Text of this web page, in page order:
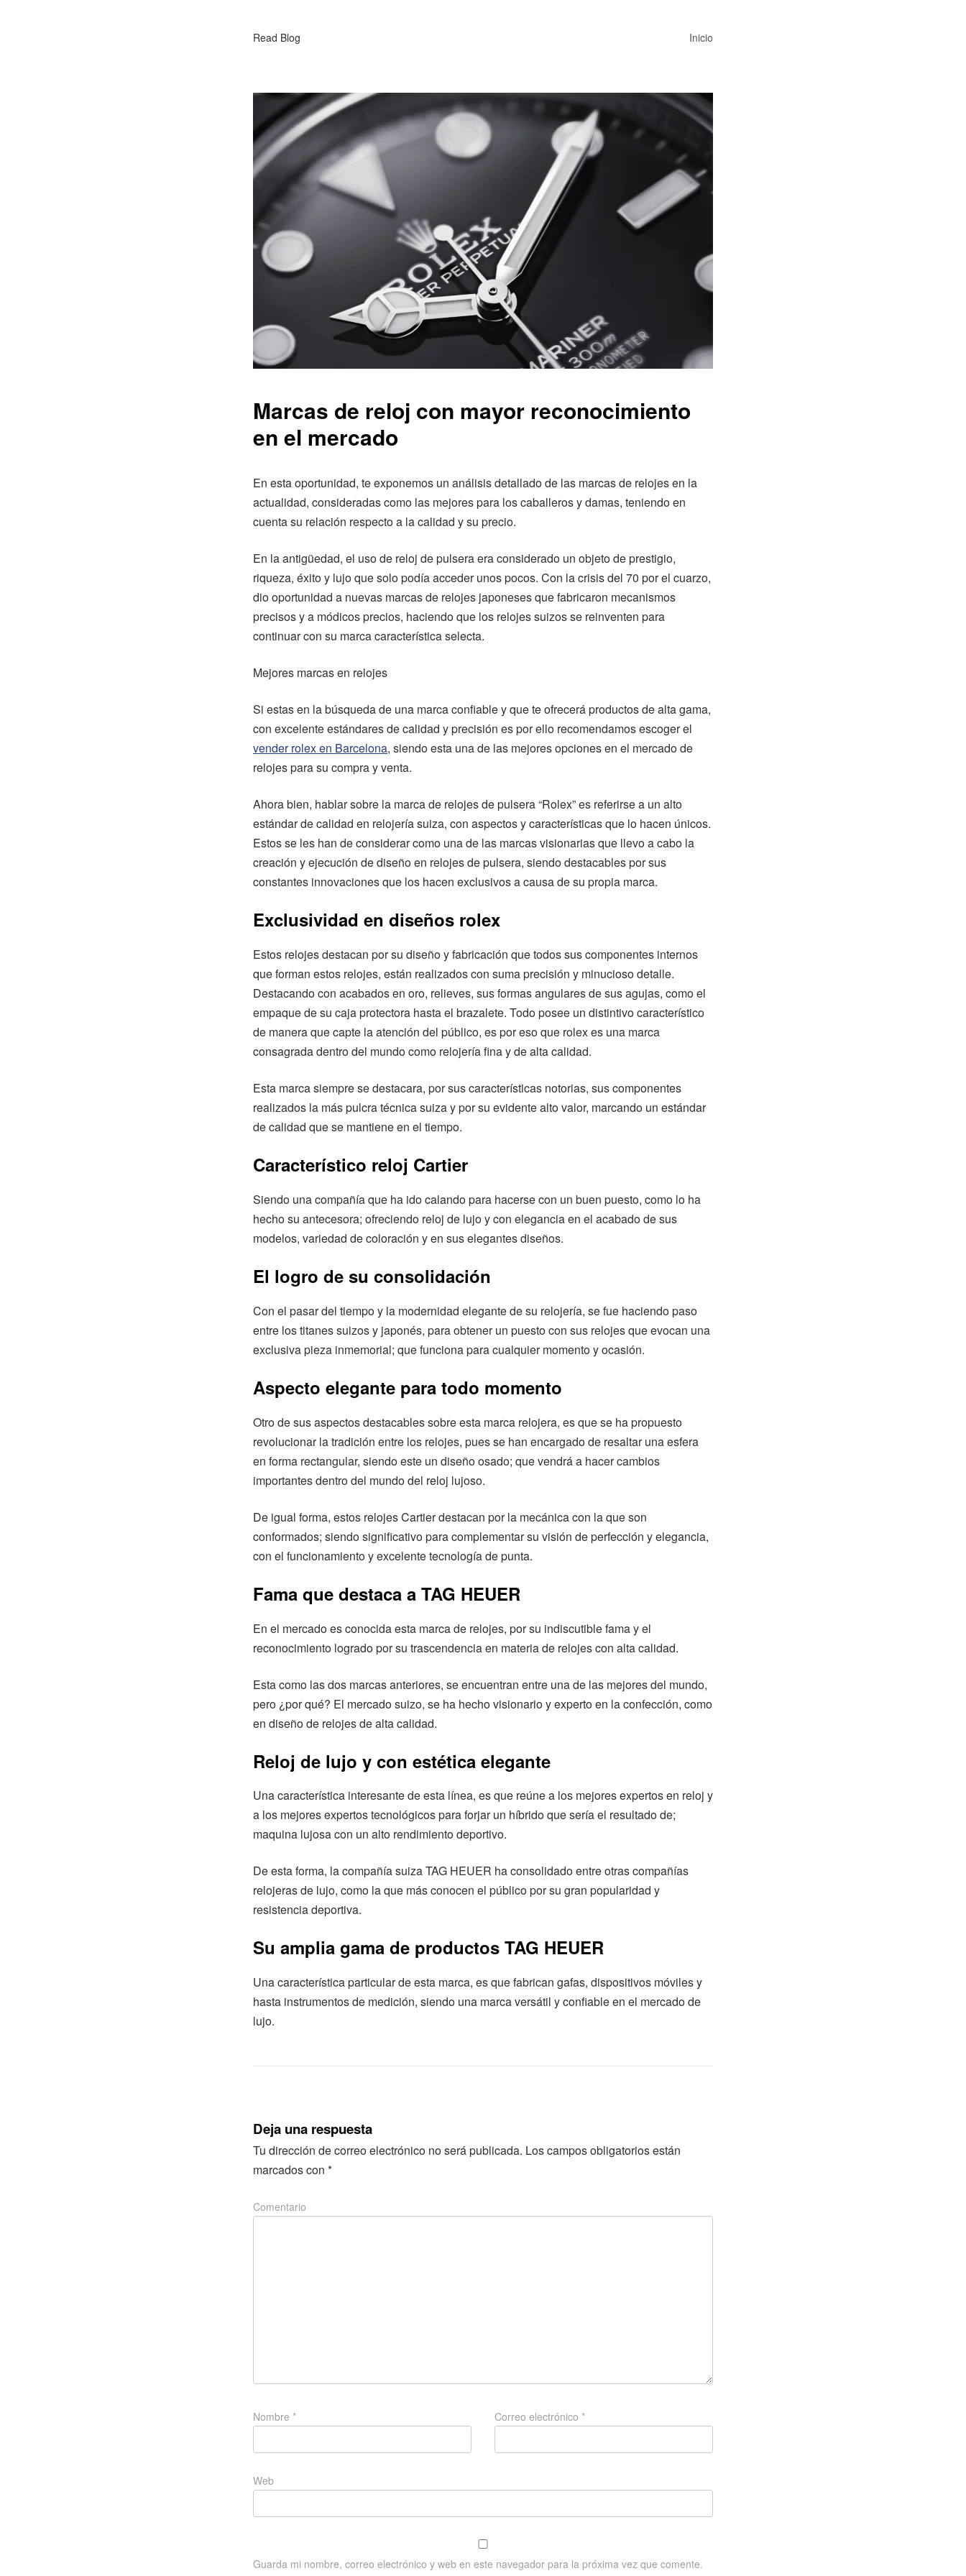
Read Blog Inicio
Marcas de reloj con mayor reconocimiento
en el mercado
En esta oportunidad, te exponemos un análisis detallado de las marcas de relojes en la
actualidad, consideradas como las mejores para los caballeros y damas, teniendo en
cuenta su relación respecto a la calidad y su precio.
En la antigüedad, el uso de reloj de pulsera era considerado un objeto de prestigio,
riqueza, éxito y lujo que solo podía acceder unos pocos. Con la crisis del 70 por el cuarzo,
dio oportunidad a nuevas marcas de relojes japoneses que fabricaron mecanismos
precisos y a módicos precios, haciendo que los relojes suizos se reinventen para
continuar con su marca característica selecta.
Mejores marcas en relojes
Si estas en la búsqueda de una marca confiable y que te ofrecerá productos de alta gama,
con excelente estándares de calidad y precisión es por ello recomendamos escoger el
vender rolex en Barcelona, siendo esta una de las mejores opciones en el mercado de
relojes para su compra y venta.
Ahora bien, hablar sobre la marca de relojes de pulsera “Rolex” es referirse a un alto
estándar de calidad en relojería suiza, con aspectos y características que lo hacen únicos.
Estos se les han de considerar como una de las marcas visionarias que llevo a cabo la
creación y ejecución de diseño en relojes de pulsera, siendo destacables por sus
constantes innovaciones que los hacen exclusivos a causa de su propia marca.
Exclusividad en diseños rolex
Estos relojes destacan por su diseño y fabricación que todos sus componentes internos
que forman estos relojes, están realizados con suma precisión y minucioso detalle.
Destacando con acabados en oro, relieves, sus formas angulares de sus agujas, como el
empaque de su caja protectora hasta el brazalete. Todo posee un distintivo característico
de manera que capte la atención del público, es por eso que rolex es una marca
consagrada dentro del mundo como relojería fina y de alta calidad.
Esta marca siempre se destacara, por sus características notorias, sus componentes
realizados la más pulcra técnica suiza y por su evidente alto valor, marcando un estándar
de calidad que se mantiene en el tiempo.
Característico reloj Cartier
Siendo una compañía que ha ido calando para hacerse con un buen puesto, como lo ha
hecho su antecesora; ofreciendo reloj de lujo y con elegancia en el acabado de sus
modelos, variedad de coloración y en sus elegantes diseños.
El logro de su consolidación
Con el pasar del tiempo y la modernidad elegante de su relojería, se fue haciendo paso
entre los titanes suizos y japonés, para obtener un puesto con sus relojes que evocan una
exclusiva pieza inmemorial; que funciona para cualquier momento y ocasión.
Aspecto elegante para todo momento
Otro de sus aspectos destacables sobre esta marca relojera, es que se ha propuesto
revolucionar la tradición entre los relojes, pues se han encargado de resaltar una esfera
en forma rectangular, siendo este un diseño osado; que vendrá a hacer cambios
importantes dentro del mundo del reloj lujoso.
De igual forma, estos relojes Cartier destacan por la mecánica con la que son
conformados; siendo significativo para complementar su visión de perfección y elegancia,
con el funcionamiento y excelente tecnología de punta.
Fama que destaca a TAG HEUER
En el mercado es conocida esta marca de relojes, por su indiscutible fama y el
reconocimiento logrado por su trascendencia en materia de relojes con alta calidad.
Esta como las dos marcas anteriores, se encuentran entre una de las mejores del mundo,
pero ¿por qué? El mercado suizo, se ha hecho visionario y experto en la confección, como
en diseño de relojes de alta calidad.
Reloj de lujo y con estética elegante
Una característica interesante de esta línea, es que reúne a los mejores expertos en reloj y
a los mejores expertos tecnológicos para forjar un híbrido que sería el resultado de;
maquina lujosa con un alto rendimiento deportivo.
De esta forma, la compañía suiza TAG HEUER ha consolidado entre otras compañías
relojeras de lujo, como la que más conocen el público por su gran popularidad y
resistencia deportiva.
Su amplia gama de productos TAG HEUER
Una característica particular de esta marca, es que fabrican gafas, dispositivos móviles y
hasta instrumentos de medición, siendo una marca versátil y confiable en el mercado de
lujo.
Deja una respuesta
Tu dirección de correo electrónico no será publicada. Los campos obligatorios están
marcados con *
Comentario
Nombre * Correo electrónico *
Web
Guarda mi nombre, correo electrónico y web en este navegador para la próxima vez que comente.